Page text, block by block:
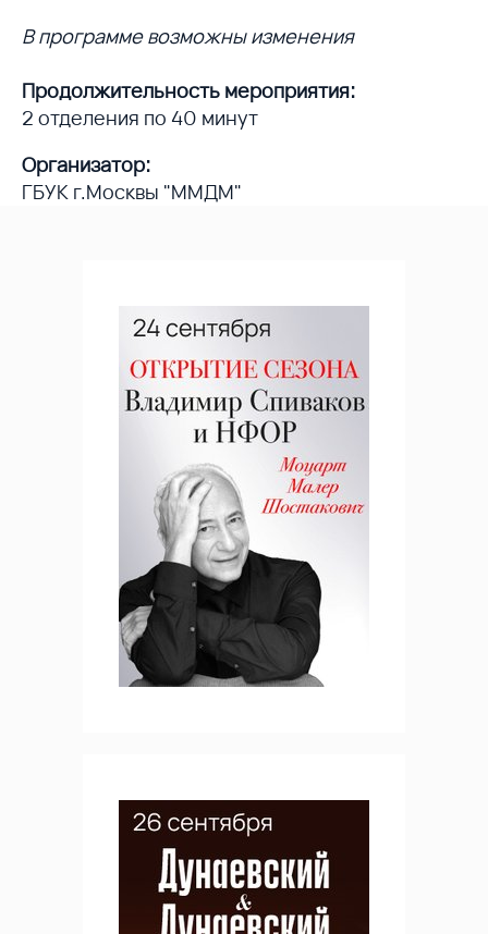
В программе возможны изменения
Продолжительность мероприятия:
2 отделения по 40 минут
Организатор:
ГБУК г.Москвы "ММДМ"